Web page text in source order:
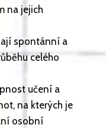
na jejich
spontánní a
celého
učení a
na kterých je
osobní